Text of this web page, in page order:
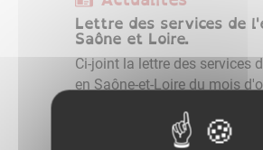
Lettre des services de
Saône et Loire.
Ci-joint la lettre des services
en Saône-et-Loire du mois